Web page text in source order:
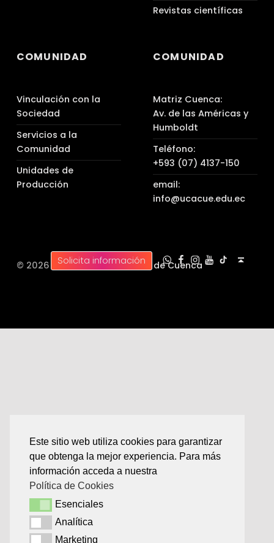
Revistas científicas
COMUNIDAD
Vinculación con la
Sociedad
Servicios a la
Comunidad
Unidades de
Producción
COMUNIDAD
Matriz Cuenca:
Av. de las Américas y
Humboldt
Teléfono:
+593 (07) 4137-150
email:
info@ucacue.edu.ec
© 2026 | Universidad Católica de Cuenca
Solicita información
UC WhatsApp
UC en Facebook
UC en Instagram
UC en Youtube
UC Tiktok
Este sitio web utiliza cookies para garantizar
que obtenga la mejor experiencia. Para más
información acceda a nuestra
Política de Cookies
EsencialesEsenciales
AnalíticaAnalítica
MarketingMarketing